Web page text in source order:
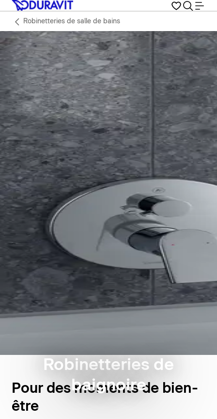
Robinetteries de salle de bains
Robinetteries de
baignoire
Pour des moments de bien-
être